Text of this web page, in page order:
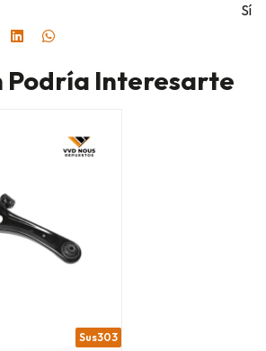
Sí
Podría Interesarte
Sus303